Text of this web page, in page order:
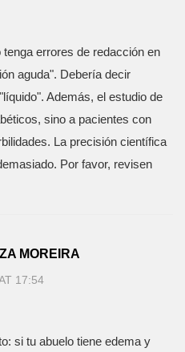
errores de redacción en
aguda". Debería decir
Además, el estudio de
sino a pacientes con
La precisión científica
Por favor, revisen
MOREIRA
17:54
si tu abuelo tiene edema y